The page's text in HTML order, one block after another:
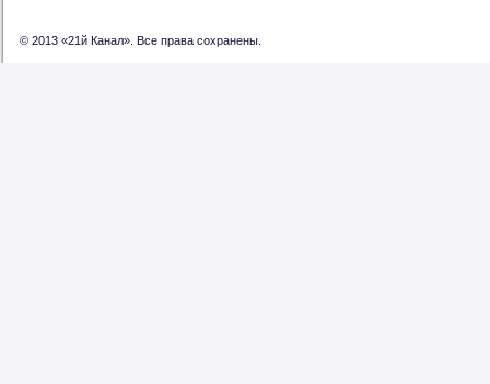
© 2013 «21й Канал». Все права сохранены.